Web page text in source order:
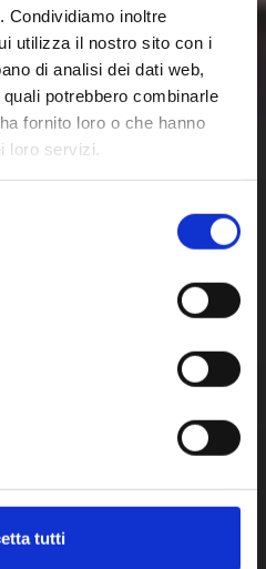
Condividiamo inoltre
utilizza il nostro sito con i
di analisi dei dati web,
potrebbero combinarle
fornito loro o che hanno
loro servizi.
tutti
e
il ruolo